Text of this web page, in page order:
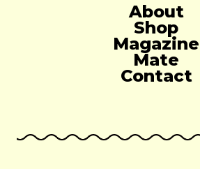
About
Shop
Magazine
Mate
Contact